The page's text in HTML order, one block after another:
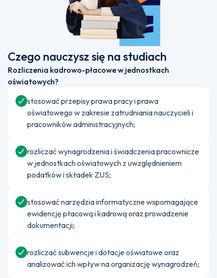
Czego nauczysz się na studiach
Rozliczenia kadrowo-płacowe w jednostkach
oświatowych?
stosować przepisy prawa pracy i prawa
oświatowego w zakresie zatrudniania nauczycieli i
pracowników administracyjnych;
rozliczać wynagrodzenia i świadczenia pracownicze
w jednostkach oświatowych z uwzględnieniem
podatków i składek ZUS;
stosować narzędzia informatyczne wspomagające
ewidencję płacową i kadrową oraz prowadzenie
dokumentacji;
rozliczać subwencje i dotacje oświatowe oraz
analizować ich wpływ na organizację wynagrodzeń;